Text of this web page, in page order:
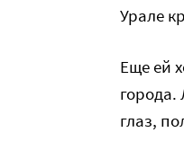
Урале
Еще ей
глаз,